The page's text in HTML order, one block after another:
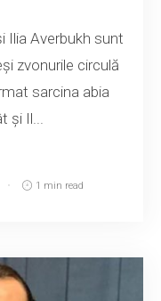
Ilia Averbukh sunt
zvonurile circulă
sarcina abia
și Il...
1 min read